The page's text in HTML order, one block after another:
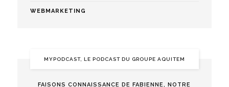
WEBMARKETING
MYPODCAST, LE PODCAST DU GROUPE AQUITEM
FAISONS CONNAISSANCE DE FABIENNE, NOTRE